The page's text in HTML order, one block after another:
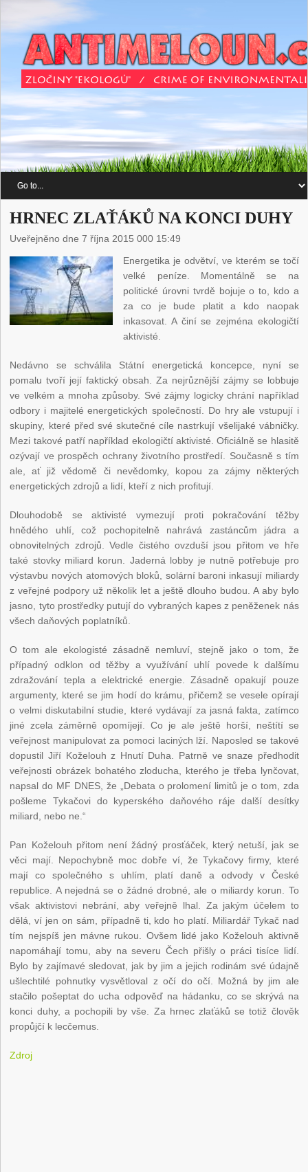
HRNEC ZLAŤÁKŮ NA KONCI DUHY
Uveřejněno dne 7 října 2015 000 15:49
Energetika je odvětví, ve kterém se točí
velké peníze. Momentálně se na
politické úrovni tvrdě bojuje o to, kdo a
za co je bude platit a kdo naopak
inkasovat. A činí se zejména ekologičtí
aktivisté.
Nedávno se schválila Státní energetická koncepce, nyní se
pomalu tvoří její faktický obsah. Za nejrůznější zájmy se lobbuje
ve velkém a mnoha způsoby. Své zájmy logicky chrání například
odbory i majitelé energetických společností. Do hry ale vstupují i
skupiny, které před své skutečné cíle nastrkují všelijaké vábničky.
Mezi takové patří například ekologičtí aktivisté. Oficiálně se hlasitě
ozývají ve prospěch ochrany životního prostředí. Současně s tím
ale, ať již vědomě či nevědomky, kopou za zájmy některých
energetických zdrojů a lidí, kteří z nich profitují.
Dlouhodobě se aktivisté vymezují proti pokračování těžby
hnědého uhlí, což pochopitelně nahrává zastáncům jádra a
obnovitelných zdrojů. Vedle čistého ovzduší jsou přitom ve hře
také stovky miliard korun. Jaderná lobby je nutně potřebuje pro
výstavbu nových atomových bloků, solární baroni inkasují miliardy
z veřejné podpory už několik let a ještě dlouho budou. A aby bylo
jasno, tyto prostředky putují do vybraných kapes z peněženek nás
všech daňových poplatníků.
O tom ale ekologisté zásadně nemluví, stejně jako o tom, že
případný odklon od těžby a využívání uhlí povede k dalšímu
zdražování tepla a elektrické energie. Zásadně opakují pouze
argumenty, které se jim hodí do krámu, přičemž se vesele opírají
o velmi diskutabilní studie, které vydávají za jasná fakta, zatímco
jiné zcela záměrně opomíjejí. Co je ale ještě horší, neštítí se
veřejnost manipulovat za pomoci laciných lží. Naposled se takové
dopustil Jiří Koželouh z Hnutí Duha. Patrně ve snaze předhodit
veřejnosti obrázek bohatého zloducha, kterého je třeba lynčovat,
napsal do MF DNES, že „Debata o prolomení limitů je o tom, zda
pošleme Tykačovi do kyperského daňového ráje další desítky
miliard, nebo ne.“
Pan Koželouh přitom není žádný prosťáček, který netuší, jak se
věci mají. Nepochybně moc dobře ví, že Tykačovy firmy, které
mají co společného s uhlím, platí daně a odvody v České
republice. A nejedná se o žádné drobné, ale o miliardy korun. To
však aktivistovi nebrání, aby veřejně lhal. Za jakým účelem to
dělá, ví jen on sám, případně ti, kdo ho platí. Miliardář Tykač nad
tím nejspíš jen mávne rukou. Ovšem lidé jako Koželouh aktivně
napomáhají tomu, aby na severu Čech přišly o práci tisíce lidí.
Bylo by zajímavé sledovat, jak by jim a jejich rodinám své údajně
ušlechtilé pohnutky vysvětloval z očí do očí. Možná by jim ale
stačilo pošeptat do ucha odpověď na hádanku, co se skrývá na
konci duhy, a pochopili by vše. Za hrnec zlaťáků se totiž člověk
propůjčí k lecčemus.
Zdroj